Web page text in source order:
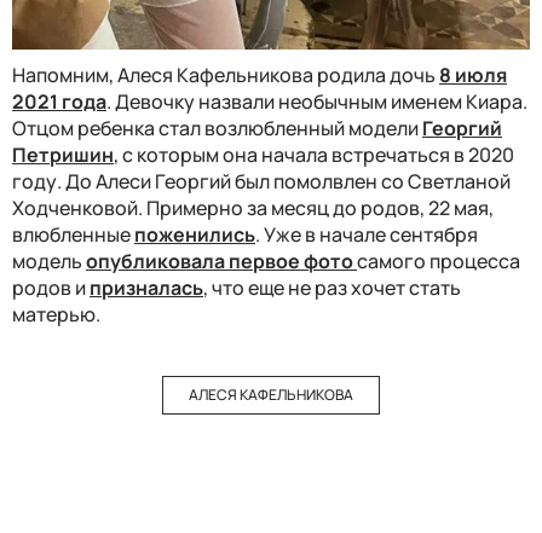
Напомним, Алеся Кафельникова родила дочь 8 июля
2021 года. Девочку назвали необычным именем Киара.
Отцом ребенка стал возлюбленный моделиГеоргий
Петришин, с которым она начала встречаться в 2020
году. До Алеси Георгий был помолвлен со Светланой
Ходченковой. Примерно за месяц до родов, 22 мая,
влюбленныепоженились. Уже в начале сентября
модельопубликовала первое фотосамого процесса
родов ипризналась, что еще не раз хочет стать
матерью.
АЛЕСЯ КАФЕЛЬНИКОВА